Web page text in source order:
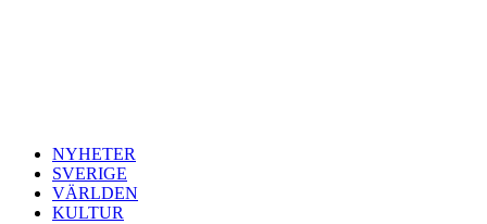
NYHETER
SVERIGE
VÄRLDEN
KULTUR